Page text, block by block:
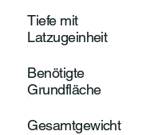
Tiefe mit
Latzugeinheit
Benötigte
Grundfläche
Gesamtgewicht